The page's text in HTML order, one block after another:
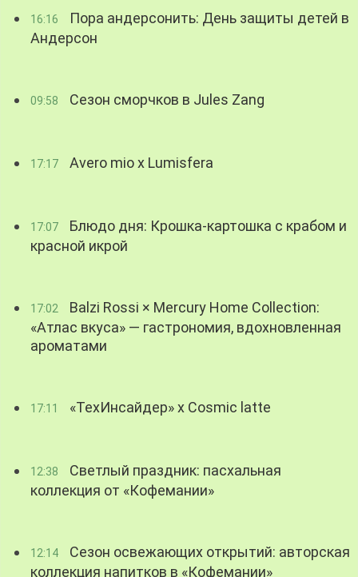
16:16
Пора андерсонить: День защиты детей в
Андерсон
09:58 Сезон сморчков в Jules Zang
17:17 Avero mio x Lumisfera
17:07
Блюдо дня: Крошка-картошка с крабом и
красной икрой
17:02
Balzi Rossi × Mercury Home Collection:
«Атлас вкуса» — гастрономия, вдохновленная
ароматами
17:11 «ТехИнсайдер» х Cosmic latte
12:38
Светлый праздник: пасхальная
коллекция от «Кофемании»
12:14
Сезон освежающих открытий: авторская
коллекция напитков в «Кофемании»